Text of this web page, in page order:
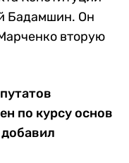
Бадамшин. Он
вторую
по курсу основ